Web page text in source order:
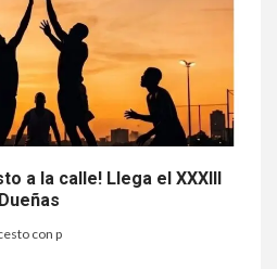
a la calle! Llega el XXXIII
con p